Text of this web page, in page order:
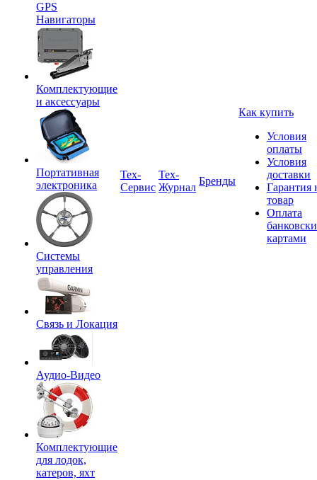
GPS
Навигаторы
Комплектующие
и аксессуары
Портативная
электроника
Системы
управления
Связь и Локация
Аудио-Видео
Комплектующие
для лодок,
катеров, яхт
Tex-
Сервис
Тех-
Журнал
Бренды
Как купить
Условия
оплаты
Условия
доставки
Гарантия
товар
Оплата
картами